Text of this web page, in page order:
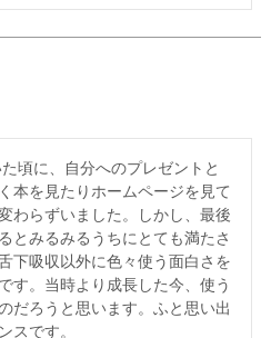
本を見たりホームページを見て
わらずいました。しかし、最後
とみるみるうちにとても満たさ
下吸収以外に色々使う面白さを
す。当時より成長した今、使う
だろうと思います。ふと思い出
スです。